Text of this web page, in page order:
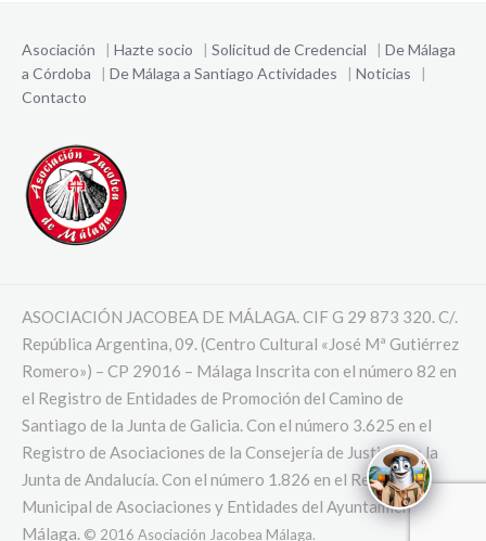
Asociación | Hazte socio | Solicitud de Credencial | De Málaga
a Córdoba | De Málaga a Santiago Actividades | Noticias |
Contacto
ASOCIACIÓN JACOBEA DE MÁLAGA. CIF G 29 873 320. C/.
República Argentina, 09. (Centro Cultural «José Mª Gutiérrez
Romero») – CP 29016 – Málaga Inscrita con el número 82 en
el Registro de Entidades de Promoción del Camino de
Santiago de la Junta de Galicia. Con el número 3.625 en el
Registro de Asociaciones de la Consejería de Justicia de la
Junta de Andalucía. Con el número 1.826 en el Registro
Municipal de Asociaciones y Entidades del Ayuntamiento de
Málaga. © 2016 Asociación Jacobea Málaga.